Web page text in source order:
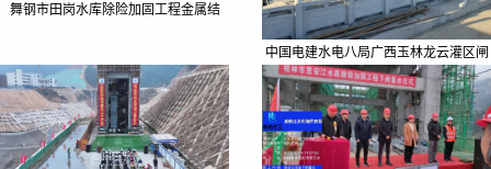
舞钢市田岗水库除险加固工程金属结
中国电建水电八局广西玉林龙云灌区闸
门、启闭机设备、埋件材料及配套设施
采购项目